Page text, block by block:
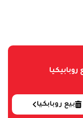
روبابيكيا
بيع روبابكيا